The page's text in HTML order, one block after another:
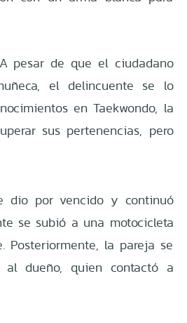
pesar de que el ciudadano
el delincuente se lo
en Taekwondo, la
sus pertenencias, pero
dio por vencido y continuó
se subió a una motocicleta
la pareja se
dueño, quien contactó a